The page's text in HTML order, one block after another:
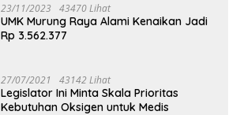
23/11/2023 43470 Lihat
UMK Murung Raya Alami Kenaikan Jadi
Rp 3.562.377
27/07/2021 43142 Lihat
Legislator Ini Minta Skala Prioritas
Kebutuhan Oksigen untuk Medis